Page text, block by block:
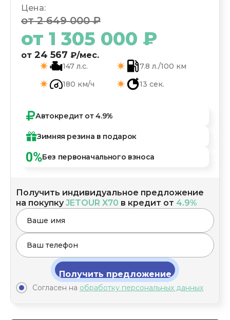
147 л.с.
7.8 л./100 км
180 км/ч
13 сек.
Цена:
от 2 649 000 ₽
от 1 305 000 ₽
от 24 567 ₽/мес.
Автокредитот 4.9%
Зимняя резина в подарок
Без первоначального взноса
Получить индивидуальное предложение
на покупкуJETOUR X70 в кредит от 4.9%
Получить предложение
Согласен на обработку персональных данных